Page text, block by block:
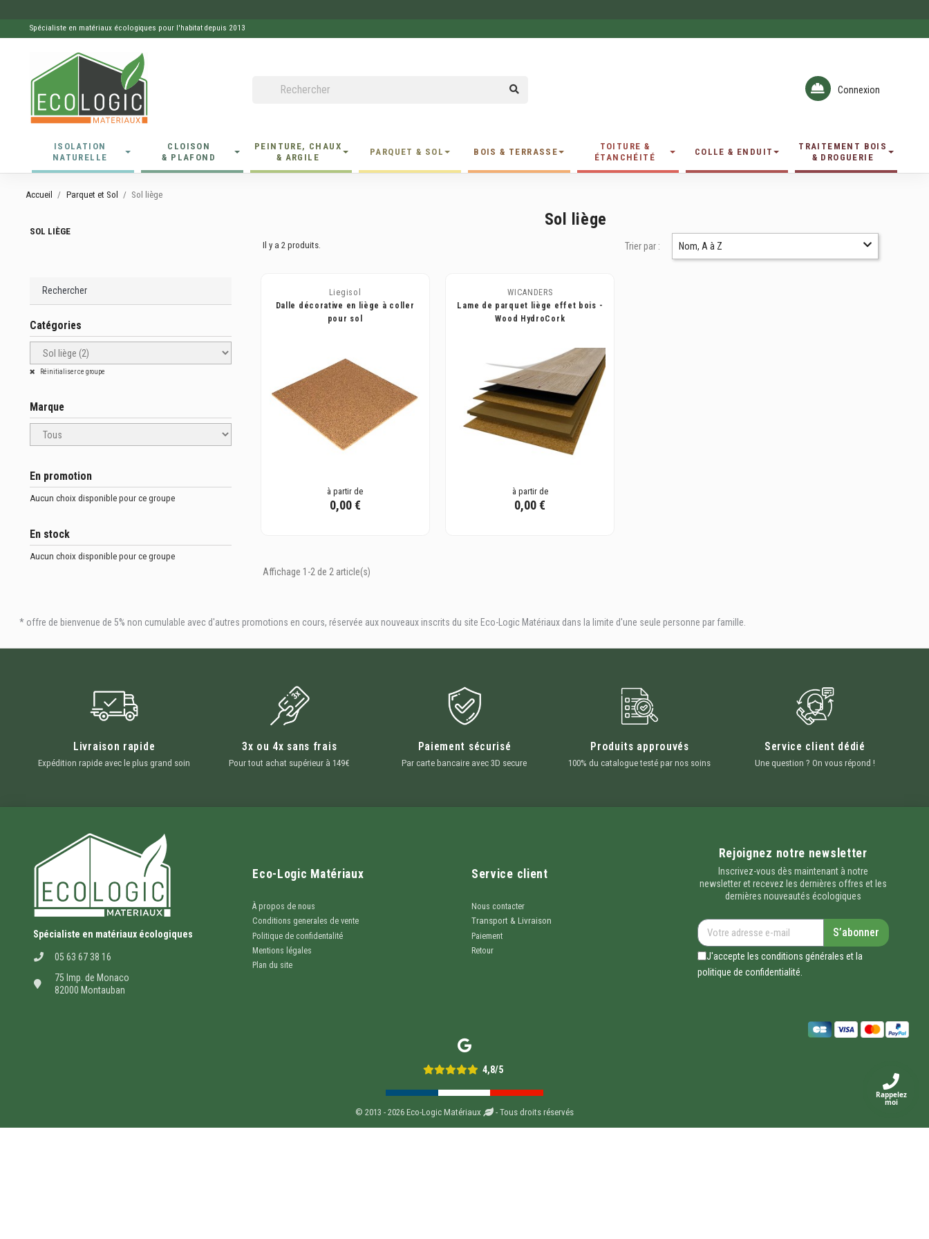
Spécialiste en matériaux écologiques pour l'habitat depuis 2013
Connexion
ISOLATION
NATURELLE
CLOISON
& PLAFOND
PEINTURE, CHAUX
& ARGILE
PARQUET & SOL BOIS & TERRASSE
TOITURE &
ÉTANCHÉITÉ
COLLE & ENDUIT
TRAITEMENT BOIS
& DROGUERIE
Accueil Parquet et Sol Sol liège
SOL LIÈGE
Rechercher
Catégories
Réinitialiser ce groupe
Marque
En promotion
Aucun choix disponible pour ce groupe
En stock
Aucun choix disponible pour ce groupe
Sol liège
Il y a 2 produits. Trier par : Nom, A à Z
Liegisol
Dalle décorative en liège à coller
pour sol
à partir de
0,00 €
WICANDERS
Lame de parquet liège effet bois -
Wood HydroCork
à partir de
0,00 €
Affichage 1-2 de 2 article(s)
* offre de bienvenue de 5% non cumulable avec d'autres promotions en cours, réservée aux nouveaux inscrits du site Eco-Logic Matériaux dans la limite d'une seule personne par famille.
Livraison rapide
Expédition rapide avec le plus grand soin
3x ou 4x sans frais
Pour tout achat supérieur à 149€
Paiement sécurisé
Par carte bancaire avec 3D secure
Produits approuvés
100% du catalogue testé par nos soins
Service client dédié
Une question ? On vous répond !
Spécialiste en matériaux écologiques
05 63 67 38 16
75 Imp. de Monaco
82000 Montauban
Eco-Logic Matériaux
À propos de nous
Conditions generales de vente
Politique de confidentalité
Mentions légales
Plan du site
Service client
Nous contacter
Transport & Livraison
Paiement
Retour
Rejoignez notre newsletter
Inscrivez-vous dès maintenant à notre
newsletter et recevez les dernières offres et les
dernières nouveautés écologiques
S’abonner
J'accepte les conditions générales et la
politique de confidentialité.
4,8/5
© 2013 - 2026 Eco-Logic Matériaux - Tous droits réservés
Rappelez
moi